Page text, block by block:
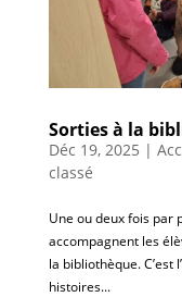
Sorties à la
Déc 19, 2025 |
classé
Une ou deux fois par
accompagnent les
la bibliothèque. C’est
histoires...